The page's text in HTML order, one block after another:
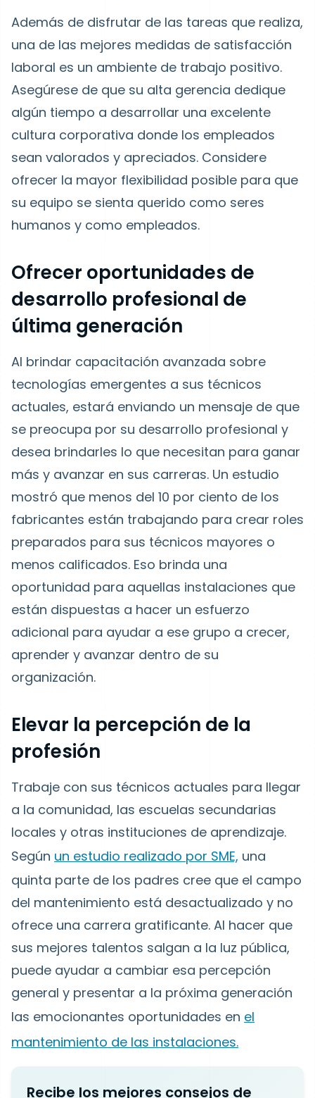
Además de disfrutar de las tareas que realiza,
una de las mejores medidas de satisfacción
laboral es un ambiente de trabajo positivo.
Asegúrese de que su alta gerencia dedique
algún tiempo a desarrollar una excelente
cultura corporativa donde los empleados
sean valorados y apreciados. Considere
ofrecer la mayor flexibilidad posible para que
su equipo se sienta querido como seres
humanos y como empleados.
Ofrecer oportunidades de
desarrollo profesional de
última generación
Al brindar capacitación avanzada sobre
tecnologías emergentes a sus técnicos
actuales, estará enviando un mensaje de que
se preocupa por su desarrollo profesional y
desea brindarles lo que necesitan para ganar
más y avanzar en sus carreras. Un estudio
mostró que menos del 10 por ciento de los
fabricantes están trabajando para crear roles
preparados para sus técnicos mayores o
menos calificados. Eso brinda una
oportunidad para aquellas instalaciones que
están dispuestas a hacer un esfuerzo
adicional para ayudar a ese grupo a crecer,
aprender y avanzar dentro de su
organización.
Elevar la percepción de la
profesión
Trabaje con sus técnicos actuales para llegar
a la comunidad, las escuelas secundarias
locales y otras instituciones de aprendizaje.
Según un estudio realizado por SME, una
quinta parte de los padres cree que el campo
del mantenimiento está desactualizado y no
ofrece una carrera gratificante. Al hacer que
sus mejores talentos salgan a la luz pública,
puede ayudar a cambiar esa percepción
general y presentar a la próxima generación
las emocionantes oportunidades en el
mantenimiento de las instalaciones.
Recibe los mejores consejos de